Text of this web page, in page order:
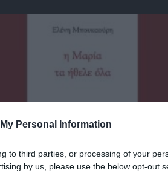
Personal Information
to third parties, or processing of your
by us, please use the below opt-out